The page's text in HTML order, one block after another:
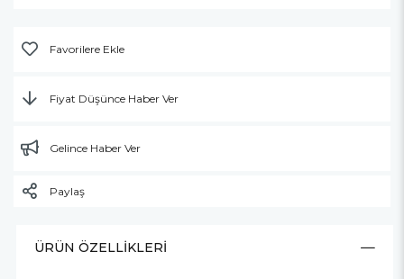
Favorilere Ekle
Fiyat Düşünce Haber Ver
Gelince Haber Ver
Paylaş
ÜRÜN ÖZELLIKLERI